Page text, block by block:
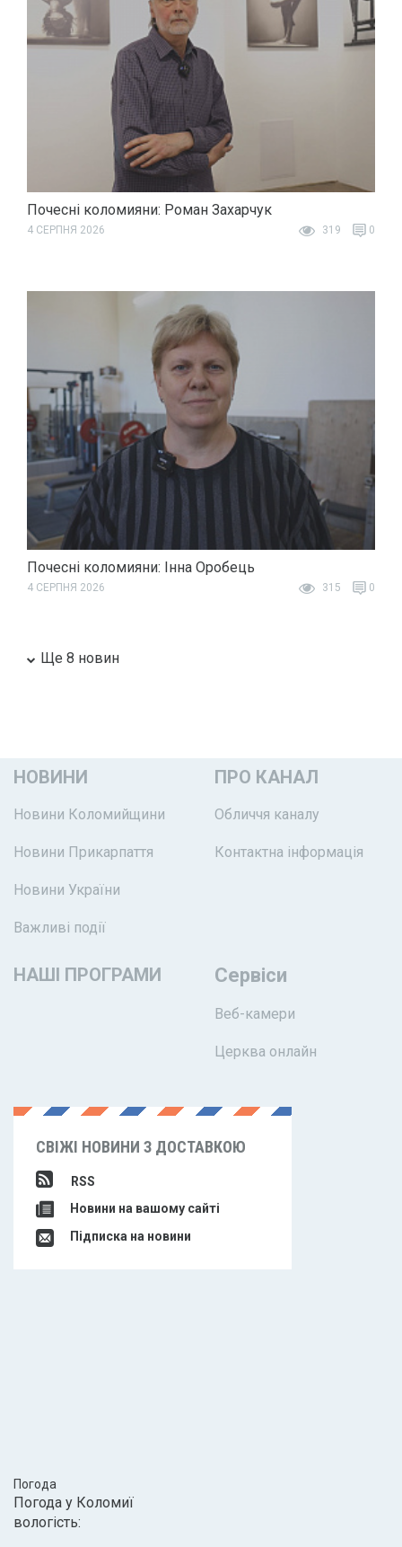
Почесні коломияни: Роман Захарчук
4 СЕРПНЯ 2026 319 0
Почесні коломияни: Інна Оробець
4 СЕРПНЯ 2026 315 0
Ще 8 новин
НОВИНИ
Новини Коломийщини
Новини Прикарпаття
Новини України
Важливі події
ПРО КАНАЛ
Обличчя каналу
Контактна інформація
НАШІ ПРОГРАМИ Сервіси
Веб-камери
Церква онлайн
СВІЖІ НОВИНИ З ДОСТАВКОЮ
RSS
Новини на вашому сайті
Підписка на новини
Погода
Погода у Коломиї
вологість: